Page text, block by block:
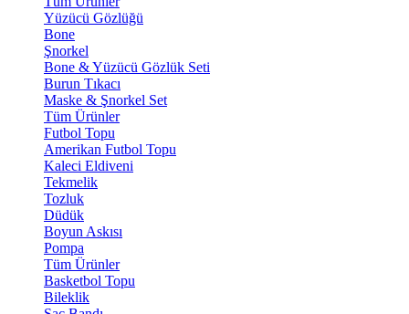
Yüzücü Gözlüğü
Bone
Şnorkel
Bone & Yüzücü Gözlük Seti
Burun Tıkacı
Maske & Şnorkel Set
Tüm Ürünler
Futbol Topu
Amerikan Futbol Topu
Kaleci Eldiveni
Tekmelik
Tozluk
Düdük
Boyun Askısı
Pompa
Tüm Ürünler
Basketbol Topu
Bileklik